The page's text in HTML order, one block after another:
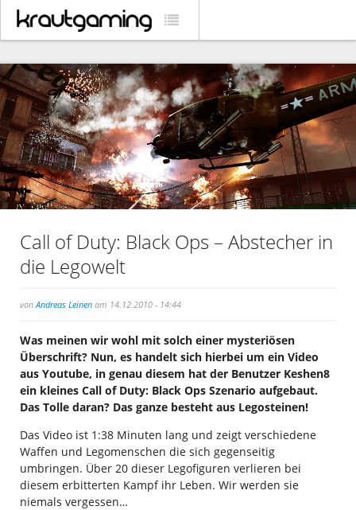
Call of Duty: Black Ops – Abstecher in
die Legowelt
von Andreas Leinen am 14.12.2010 - 14:44
Was meinen wir wohl mit solch einer mysteriösen
Überschrift? Nun, es handelt sich hierbei um ein Video
aus Youtube, in genau diesem hat der Benutzer Keshen8
ein kleines Call of Duty: Black Ops Szenario aufgebaut.
Das Tolle daran? Das ganze besteht aus Legosteinen!
Das Video ist 1:38 Minuten lang und zeigt verschiedene
Waffen und Legomenschen die sich gegenseitig
umbringen. Über 20 dieser Legofiguren verlieren bei
diesem erbitterten Kampf ihr Leben. Wir werden sie
niemals vergessen…